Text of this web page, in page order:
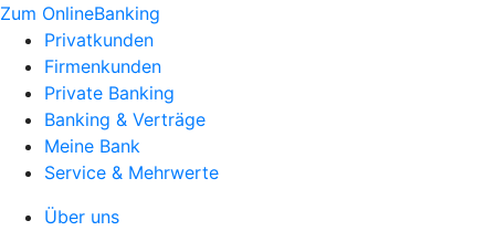
Zum OnlineBanking
Privatkunden
Firmenkunden
Private Banking
Banking & Verträge
Meine Bank
Service & Mehrwerte
Über uns